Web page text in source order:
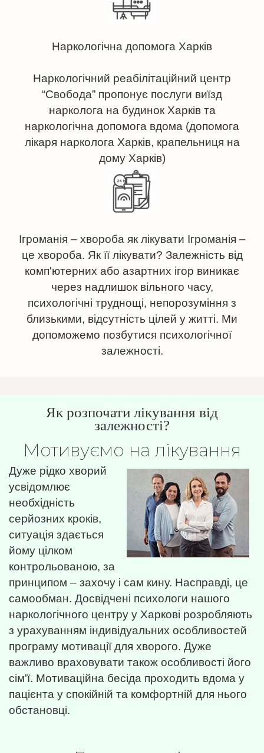
Наркологічна допомога Харків
Наркологічний реабілітаційний центр
“Свобода” пропонує послуги виїзд
нарколога на будинок Харків та
наркологічна допомога вдома (допомога
лікаря нарколога Харків, крапельниця на
дому Харків)
Ігроманія – хвороба як лікувати Ігроманія –
це хвороба. Як її лікувати? Залежність від
комп'ютерних або азартних ігор виникає
через надлишок вільного часу,
психологічні труднощі, непорозуміння з
близькими, відсутність цілей у житті. Ми
допоможемо позбутися психологічної
залежності.
Як розпочати лікування від
залежності?
Мотивуємо на лікування
Дуже рідко хворий
усвідомлює
необхідність
серйозних кроків,
ситуація здається
йому цілком
контрольованою, за
принципом – захочу і сам кину. Насправді, це
самообман. Досвідчені психологи нашого
наркологічного центру у Харкові розробляють
з урахуванням індивідуальних особливостей
програму мотивації для хворого. Дуже
важливо враховувати також особливості його
сім'ї. Мотиваційна бесіда проходить вдома у
пацієнта у спокійній та комфортній для нього
обстановці.